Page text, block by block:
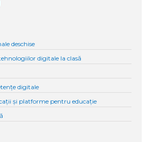
deschise
digitale la clasă
digitale
și platforme pentru educație